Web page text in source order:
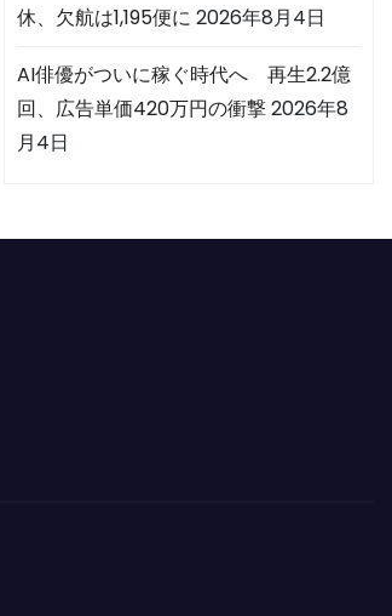
休、欠航は1,195便に 2026年8月4日
AI俳優がついに稼ぐ時代へ 再生2.2億
回、広告単価420万円の衝撃2026年8
月4日